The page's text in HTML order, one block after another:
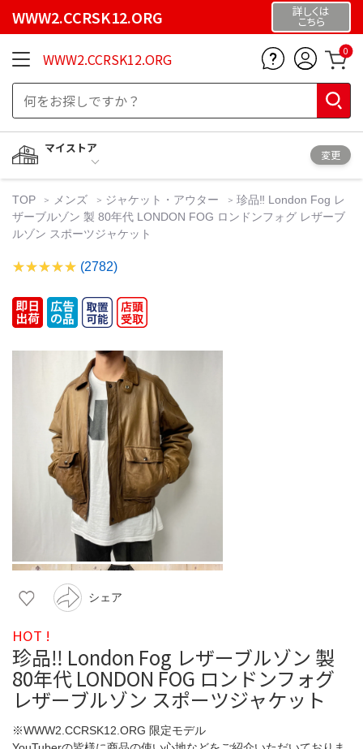
WWW2.CCRSK12.ORG 詳しくは
こちら
WWW2.CCRSK12.ORG 0
マイストア
変更
TOP メンズ ジャケット・アウター
珍品‼︎ London Fog レ
ザーブルゾン 製 80年代 LONDON FOG ロンドンフォグ レザーブ
ルゾン スポーツジャケット
(2782)
シェア
HOT !
珍品‼︎ London Fog レザーブルゾン 製
80年代 LONDON FOG ロンドンフォグ
レザーブルゾン スポーツジャケット
※WWW2.CCRSK12.ORG 限定モデル